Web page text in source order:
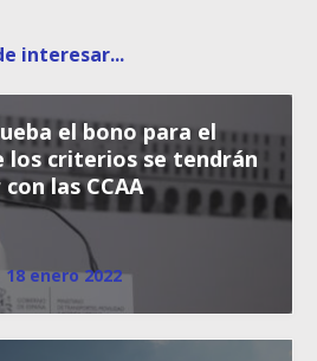
interesar...
el bono para el
los criterios se tendrán
las CCAA
18 enero 2022